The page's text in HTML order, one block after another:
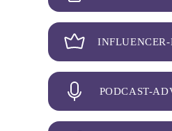
PODCAST-